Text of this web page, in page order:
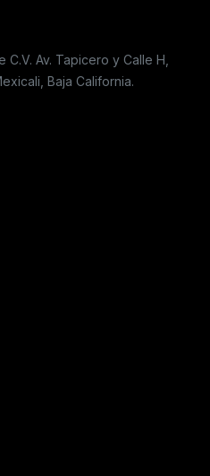
Av. Tapicero y Calle H,
Baja California.